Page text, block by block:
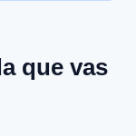
que vas